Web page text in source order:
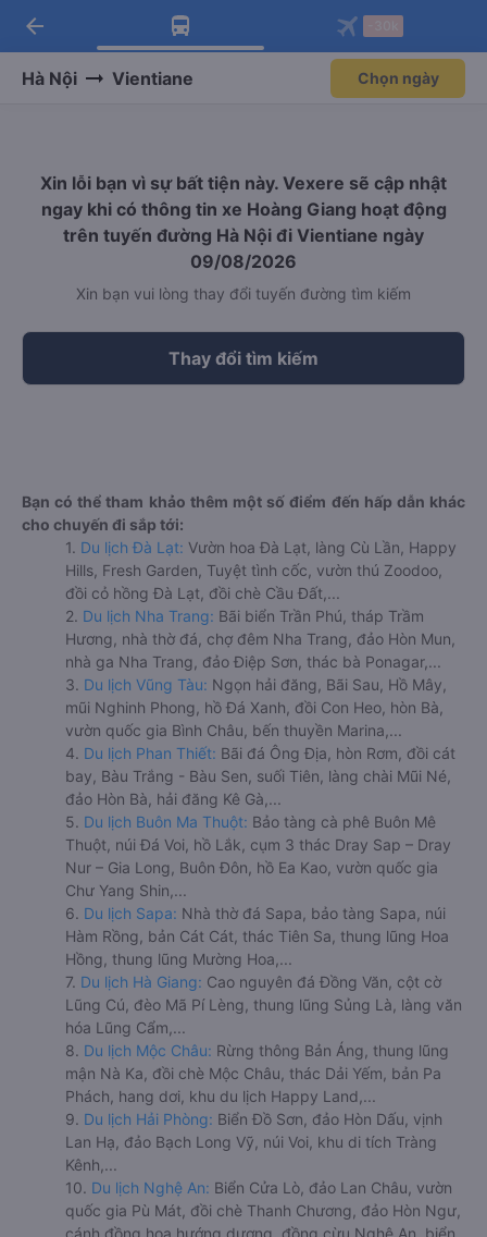
Tải app Vexere ngay!
Nhận ưu đãi thành viên độc
Mở app
Tải app Vexere
-30k/ghế khi đặt vé máy bay qua
Mở app
arrow_back
Hà Nội Vientiane Chọn ngày
Xin lỗi bạn vì sự bất tiện này. Vexere sẽ cập nhật
ngay khi có thông tin xe Hoàng Giang hoạt động
trên tuyến đường Hà Nội đi Vientiane ngày
09/08/2026
Xin bạn vui lòng thay đổi tuyến đường tìm kiếm
Thay đổi tìm kiếm
Bạn có thể tham khảo thêm một số điểm đến hấp dẫn khác
cho chuyến đi sắp tới:
1. Du lịch Đà Lạt: Vườn hoa Đà Lạt, làng Cù Lần, Happy
Hills, Fresh Garden, Tuyệt tình cốc, vườn thú Zoodoo,
đồi cỏ hồng Đà Lạt, đồi chè Cầu Đất,...
2. Du lịch Nha Trang: Bãi biển Trần Phú, tháp Trầm
Hương, nhà thờ đá, chợ đêm Nha Trang, đảo Hòn Mun,
nhà ga Nha Trang, đảo Điệp Sơn, thác bà Ponagar,...
3. Du lịch Vũng Tàu: Ngọn hải đăng, Bãi Sau, Hồ Mây,
mũi Nghinh Phong, hồ Đá Xanh, đồi Con Heo, hòn Bà,
vườn quốc gia Bình Châu, bến thuyền Marina,...
4. Du lịch Phan Thiết: Bãi đá Ông Địa, hòn Rơm, đồi cát
bay, Bàu Trắng - Bàu Sen, suối Tiên, làng chài Mũi Né,
đảo Hòn Bà, hải đăng Kê Gà,...
5. Du lịch Buôn Ma Thuột: Bảo tàng cà phê Buôn Mê
Thuột, núi Đá Voi, hồ Lắk, cụm 3 thác Dray Sap – Dray
Nur – Gia Long, Buôn Đôn, hồ Ea Kao, vườn quốc gia
Chư Yang Shin,...
6. Du lịch Sapa: Nhà thờ đá Sapa, bảo tàng Sapa, núi
Hàm Rồng, bản Cát Cát, thác Tiên Sa, thung lũng Hoa
Hồng, thung lũng Mường Hoa,...
7. Du lịch Hà Giang: Cao nguyên đá Đồng Văn, cột cờ
Lũng Cú, đèo Mã Pí Lèng, thung lũng Sủng Là, làng văn
hóa Lũng Cẩm,...
8. Du lịch Mộc Châu: Rừng thông Bản Áng, thung lũng
mận Nà Ka, đồi chè Mộc Châu, thác Dải Yếm, bản Pa
Phách, hang dơi, khu du lịch Happy Land,...
9. Du lịch Hải Phòng: Biển Đồ Sơn, đảo Hòn Dấu, vịnh
Lan Hạ, đảo Bạch Long Vỹ, núi Voi, khu di tích Tràng
Kênh,...
10. Du lịch Nghệ An: Biển Cửa Lò, đảo Lan Châu, vườn
quốc gia Pù Mát, đồi chè Thanh Chương, đảo Hòn Ngư,
cánh đồng hoa hướng dương, đồng cừu Nghệ An, biển